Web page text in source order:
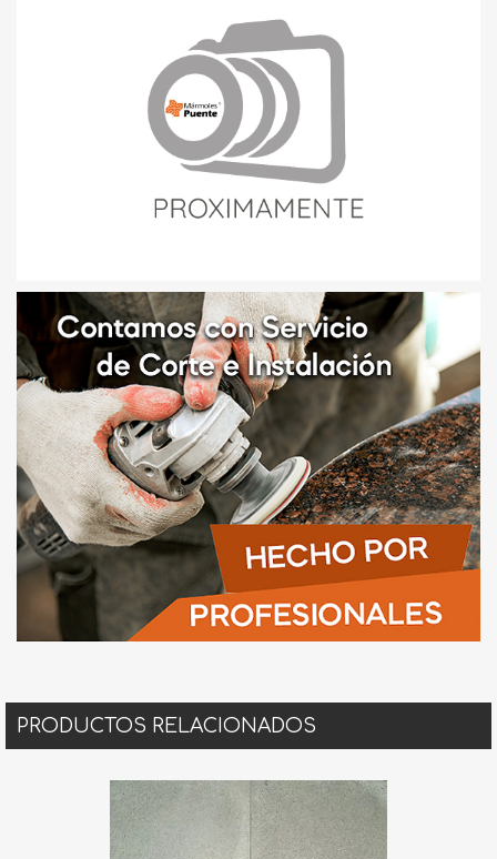
PRODUCTOS RELACIONADOS